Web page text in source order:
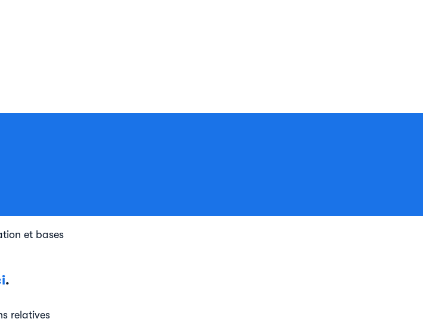
et bases
.
relatives